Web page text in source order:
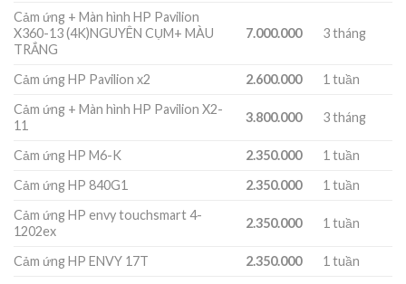
Cảm ứng + Màn hình HP Pavilion
X360-13 (4K)NGUYÊN CỤM+ MÀU
TRẮNG
7.000.000 3 tháng
Cảm ứng HP Pavilion x2 2.600.000
1 tuần
Cảm ứng + Màn hình HP Pavilion X2-
11
3.800.000 3 tháng
Cảm ứng HP M6-K 2.350.000
1 tuần
Cảm ứng HP 840G1
2.350.000
1 tuần
Cảm ứng HP envy touchsmart 4-
1202ex
2.350.000 1 tuần
Cảm ứng HP ENVY 17T 2.350.000
1 tuần